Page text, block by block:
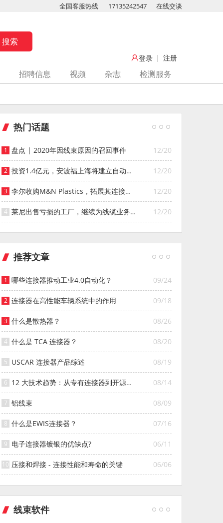
全国客服热线 17135242547 在线交谈
登录 注册
招聘信息 视频 杂志
检测服务
热门话题
12/20
盘点 | 2020年因线束原因的召回事件
12/20
投资1.4亿元，安波福上海将建立自动化
智能仓库
12/20
李尔收购M&N Plastics，拓展其连接器
系统业务
12/20
莱尼出售亏损的工厂，继续为线缆业务
寻找投资者
推荐文章
09/24
哪些连接器推动工业4.0自动化？
09/18
连接器在高性能车辆系统中的作用
08/26
什么是散热器？
08/20
什么是 TCA 连接器？
08/19
USCAR 连接器产品综述
08/14
12 大技术趋势：从专有连接器到开源连
接器的演变
08/09
铝线束
07/16
什么是EWIS连接器？
06/11
电子连接器镀银的优缺点?
06/06
压接和焊接 - 连接性能和寿命的关键
线束软件